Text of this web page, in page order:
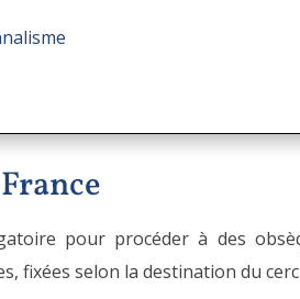
pour procéder à des
fixées selon la destination du